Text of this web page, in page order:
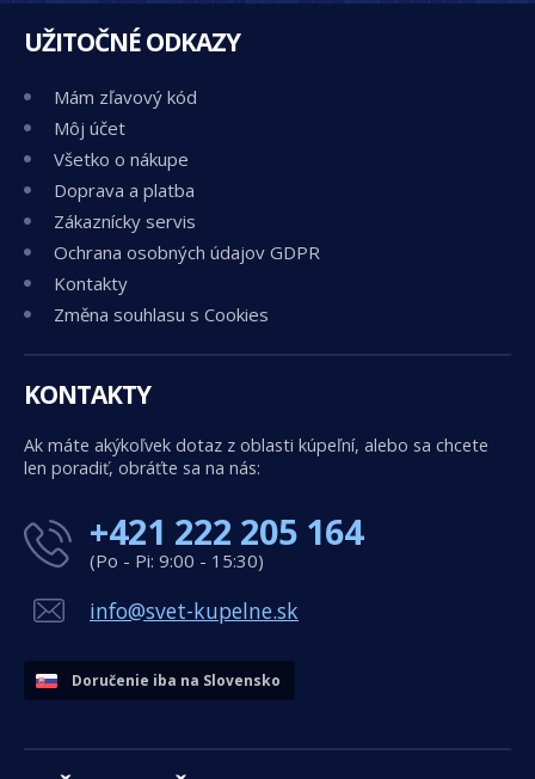
UŽITOČNÉ ODKAZY
Mám zľavový kód
Môj účet
Všetko o nákupe
Doprava a platba
Zákaznícky servis
Ochrana osobných údajov GDPR
Kontakty
Změna souhlasu s Cookies
KONTAKTY
Ak máte akýkoľvek dotaz z oblasti kúpeľní, alebo sa chcete
len poradiť, obráťte sa na nás:
+421 222 205 164
(Po - Pi: 9:00 - 15:30)
info@svet-kupelne.sk
Doručenie iba na Slovensko